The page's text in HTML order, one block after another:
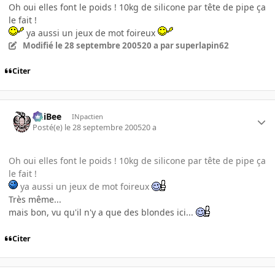
Oh oui elles font le poids ! 10kg de silicone par tête de pipe ça
le fait !
ya aussi un jeux de mot foireux
Modifié le 28 septembre 200520 a par superlapin62
Citer
PhiBee INpactien
Posté(e) le 28 septembre 200520 a
Oh oui elles font le poids ! 10kg de silicone par tête de pipe ça
le fait !
ya aussi un jeux de mot foireux
Très même...
mais bon, vu qu'il n'y a que des blondes ici...
Citer